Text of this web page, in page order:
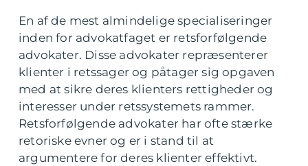
En af de mest almindelige specialiseringer
inden for advokatfaget er retsforfølgende
advokater. Disse advokater repræsenterer
klienter i retssager og påtager sig opgaven
med at sikre deres klienters rettigheder og
interesser under retssystemets rammer.
Retsforfølgende advokater har ofte stærke
retoriske evner og er i stand til at
argumentere for deres klienter effektivt.